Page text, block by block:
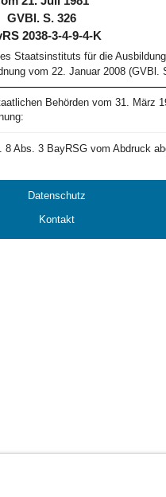
GVBl. S. 326
2038-3-4-9-4-K
Staatsinstituts für die
vom 22. Januar 2008 (GVBl.
Behörden vom 31. März
Abs. 3 BayRSG vom Abdruck
Datenschutz
Kontakt